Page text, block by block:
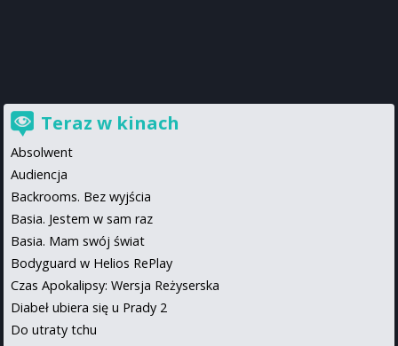
Teraz w kinach
Absolwent
Audiencja
Backrooms. Bez wyjścia
Basia. Jestem w sam raz
Basia. Mam swój świat
Bodyguard w Helios RePlay
Czas Apokalipsy: Wersja Reżyserska
Diabeł ubiera się u Prady 2
Do utraty tchu